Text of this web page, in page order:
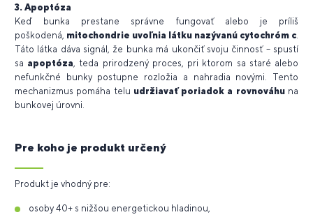
3. Apoptóza
Keď bunka prestane správne fungovať alebo je príliš
poškodená, mitochondrie uvoľnia látku nazývanú cytochróm c.
Táto látka dáva signál, že bunka má ukončiť svoju činnosť – spustí
sa apoptóza, teda prirodzený proces, pri ktorom sa staré alebo
nefunkčné bunky postupne rozložia a nahradia novými. Tento
mechanizmus pomáha telu udržiavať poriadok a rovnováhuna
bunkovej úrovni.
Pre koho je produkt určený
Produkt je vhodný pre:
osoby 40+ s nižšou energetickou hladinou,